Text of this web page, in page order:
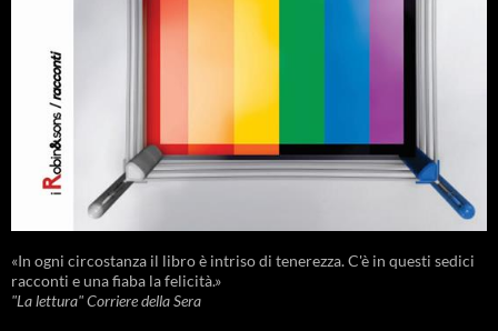
«In ogni circostanza il libro è intriso di tenerezza. C'è in questi sedici
racconti e una fiaba la felicità.»
"La lettura" Corriere della Sera